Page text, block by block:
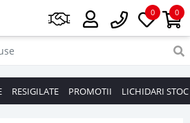
0
0
RESIGILATE PROMOTII LICHIDARI STOC